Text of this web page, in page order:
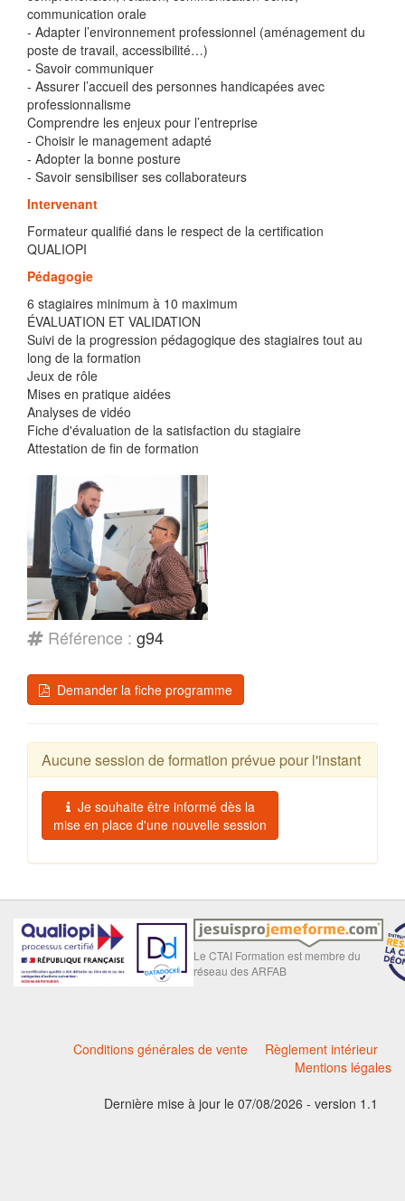
communication orale
- Adapter l’environnement professionnel (aménagement du
poste de travail, accessibilité…)
- Savoir communiquer
- Assurer l’accueil des personnes handicapées avec
professionnalisme
Comprendre les enjeux pour l’entreprise
- Choisir le management adapté
- Adopter la bonne posture
- Savoir sensibiliser ses collaborateurs
Intervenant
Formateur qualifié dans le respect de la certification
QUALIOPI
Pédagogie
6 stagiaires minimum à 10 maximum
ÉVALUATION ET VALIDATION
Suivi de la progression pédagogique des stagiaires tout au
long de la formation
Jeux de rôle
Mises en pratique aidées
Analyses de vidéo
Fiche d'évaluation de la satisfaction du stagiaire
Attestation de fin de formation
Référence : g94
Demander la fiche programme
Aucune session de formation prévue pour l'instant
Je souhaite être informé dès la
mise en place d'une nouvelle session
Le CTAI Formation est membre du
réseau des ARFAB
Conditions générales de vente
Règlement intérieur
Mentions légales
Dernière mise à jour le 07/08/2026 - version 1.1